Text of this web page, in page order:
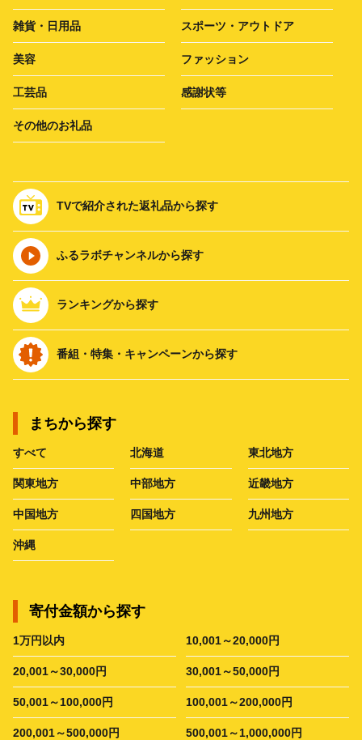
雑貨・日用品 スポーツ・アウトドア
美容 ファッション
工芸品 感謝状等
その他のお礼品
TVで紹介された返礼品から探す
ふるラボチャンネルから探す
ランキングから探す
番組・特集・キャンペーンから探す
まちから探す
すべて 北海道 東北地方
関東地方 中部地方 近畿地方
中国地方 四国地方 九州地方
沖縄
寄付金額から探す
1万円以内 10,001～20,000円
20,001～30,000円 30,001～50,000円
50,001～100,000円 100,001～200,000円
200,001～500,000円 500,001～1,000,000円